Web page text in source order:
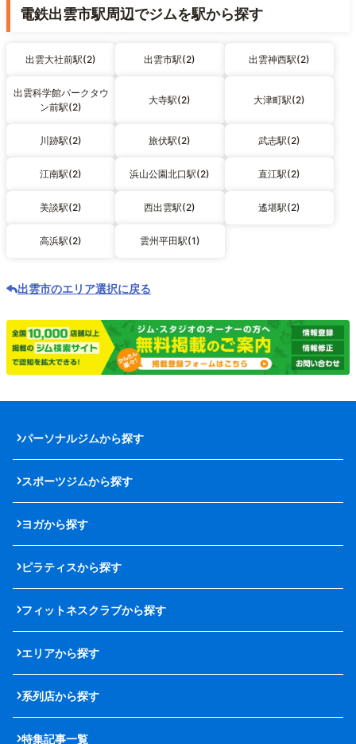
電鉄出雲市駅周辺でジムを駅から探す
出雲大社前駅(2) 出雲市駅(2) 出雲神西駅(2)
出雲科学館パークタウ
ン前駅(2)
大寺駅(2) 大津町駅(2)
川跡駅(2) 旅伏駅(2) 武志駅(2)
江南駅(2) 浜山公園北口駅(2) 直江駅(2)
美談駅(2) 西出雲駅(2) 遙堪駅(2)
高浜駅(2) 雲州平田駅(1)
出雲市のエリア選択に戻る
パーソナルジムから探す
スポーツジムから探す
ヨガから探す
ピラティスから探す
フィットネスクラブから探す
エリアから探す
系列店から探す
特集記事一覧